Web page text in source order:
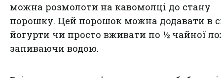
можна розмолоти на кавомолці до стану
порошку. Цей порошок можна додавати в
йогурти чи просто вживати по ½ чайної
запиваючи водою.